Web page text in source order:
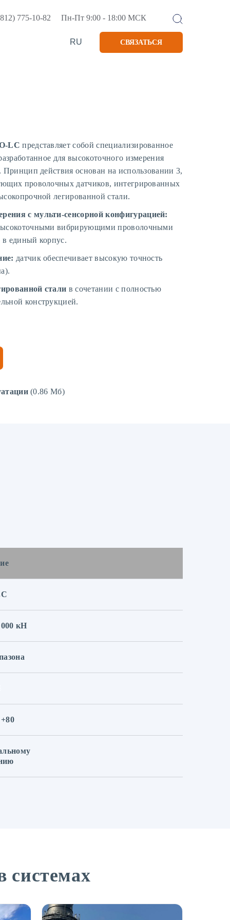
775-10-82 Пн-Пт 9:00 - 18:00 МСК
RU СВЯЗАТЬСЯ
LC представляет собой специализированное
для высокоточного измерения
действия основан на использовании 3,
проволочных датчиков, интегрированных
легированной стали.
с мульти-сенсорной конфигурацией:
вибрирующими проволочными
единый корпус.
датчик обеспечивает высокую точность
стали в сочетании с полностью
конструкцией.
(0.86 Мб)
000 кН
системах